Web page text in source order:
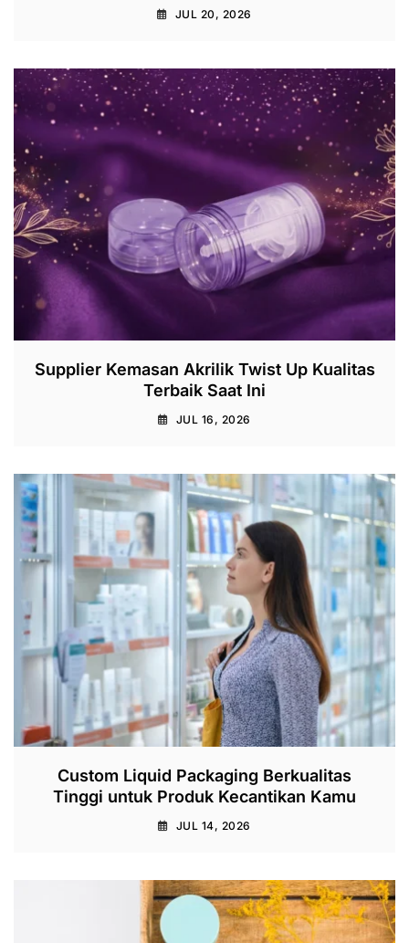
JUL 20, 2026
Supplier Kemasan Akrilik Twist Up Kualitas
Terbaik Saat Ini
JUL 16, 2026
Custom Liquid Packaging Berkualitas
Tinggi untuk Produk Kecantikan Kamu
JUL 14, 2026